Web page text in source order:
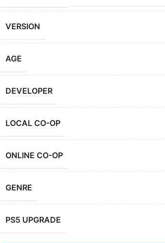
VERSION
AGE
DEVELOPER
LOCAL CO-OP
ONLINE CO-OP
GENRE
PS5 UPGRADE